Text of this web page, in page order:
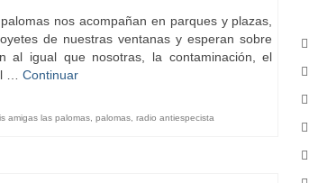
nos acompañan en parques y plazas,
de nuestras ventanas y esperan sobre
al igual que nosotras, la contaminación, el
… Continuar
amigas las palomas, palomas, radio antiespecista